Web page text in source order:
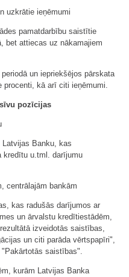
uzkrātie ieņēmumi
pamatdarbību saistītie
bet attiecas uz nākamajiem
un iepriekšējos pārskata
procenti, kā arī citi ieņēmumi.
pozīcijas
Banku, kas
kredītu u.tml. darījumu
centrālajām bankām
kas radušās darījumos ar
un ārvalstu kredītiestādēm,
izveidotās saistības,
un citi parāda vērtspapīri",
saistības".
kurām Latvijas Banka